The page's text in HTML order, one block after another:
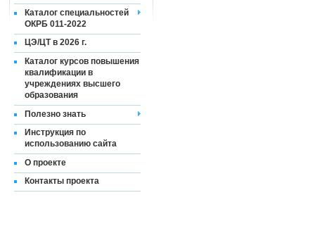
Каталог специальностей
ОКРБ 011-2022
ЦЭ/ЦТ в 2026 г.
Каталог курсов повышения
квалификации в
учреждениях высшего
образования
Полезно знать
Инструкция по
использованию сайта
О проекте
Контакты проекта